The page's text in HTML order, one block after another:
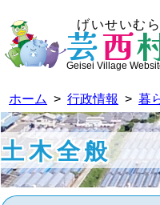
げいせいむら
芸西
Geisei Village
ホーム > 行政情報 > 暮
土木全般